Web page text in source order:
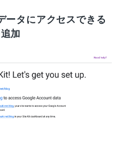
ータにアクセスできる
加